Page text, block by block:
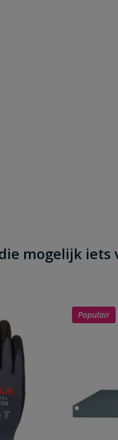
mogelijk iets
Populair